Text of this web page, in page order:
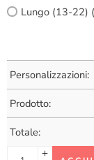
Lungo (13-22)
Personalizzazioni:
Prodotto:
Totale: